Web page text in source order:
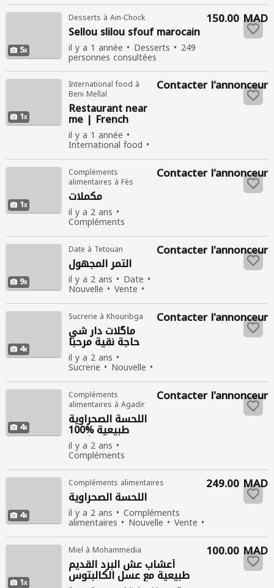
5
Desserts à Ain-Chock
Sellou slilou sfouf marocain
il y a 1 année Desserts 249
personnes consultées
150.00 MAD
1
International food à
Beni Mellal
Restaurant near
me | French
restaurant lane
cove- Garcon
il y a 1 année
International food
321 personnes
consultées
Contacter l'annonceur
1
Compléments
alimentaires à Fès
مكملات
il y a 2 ans
Compléments
alimentaires
Vente 392
personnes consultées
Contacter l'annonceur
9
Date à Tetouan
التمر المجهول
il y a 2 ans Date
Nouvelle Vente
501 personnes
consultées
Contacter l'annonceur
4
Sucrerie à Khouribga
ماگلات دار شي
حاجة نقية مرحبا
بالجميع
il y a 2 ans
Sucrerie Nouvelle
Vente 476
personnes consultées
Contacter l'annonceur
4
Compléments
alimentaires à Agadir
اللحسة الصحراوية
طبيعية %100
اكادير
il y a 2 ans
Compléments
alimentaires
Nouvelle Vente
489 personnes
consultées
Contacter l'annonceur
4
Compléments alimentaires
اللحسة الصحراوية
il y a 2 ans Compléments
alimentaires Nouvelle Vente
459 personnes consultées
249.00 MAD
1
Miel à Mohammedia
أعشاب عش البرد القديم
طبيعية مع عسل الكالبتوس
100.00 MAD